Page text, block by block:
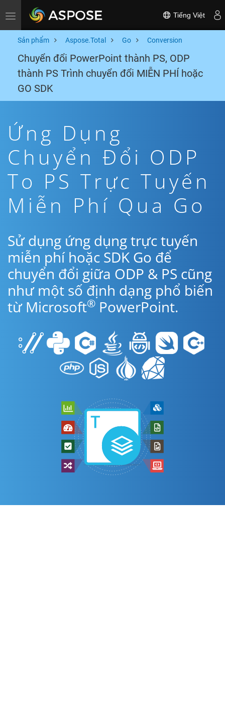
Toggle navigation Tiếng Việt
Sản phẩm Aspose.Total Go Conversion
Chuyển đổi PowerPoint thành PS, ODP
thành PS Trình chuyển đổi MIỄN PHÍ hoặc
GO SDK
Ứng Dụng
Chuyển Đổi ODP
To PS Trực Tuyến
Miễn Phí Qua Go
Sử dụng ứng dụng trực tuyến
miễn phí hoặc SDK Go để
chuyển đổi giữa ODP & PS cũng
như một số định dạng phổ biến
từ Microsoft® PowerPoint.